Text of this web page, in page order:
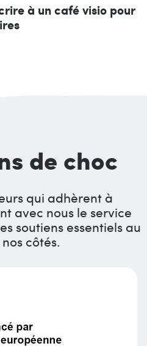
à un café visio pour
de choc
qui adhèrent à
avec nous le service
soutiens essentiels au
côtés.